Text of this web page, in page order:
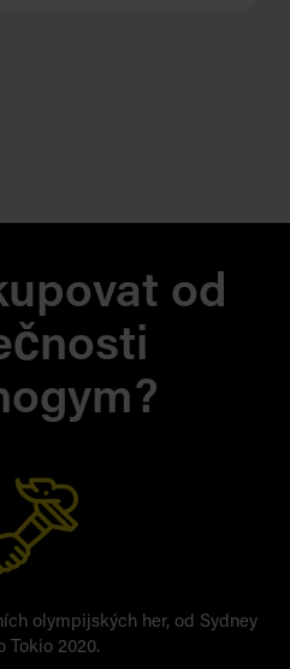
od
olympijských her, od Sydney
Tokio 2020.